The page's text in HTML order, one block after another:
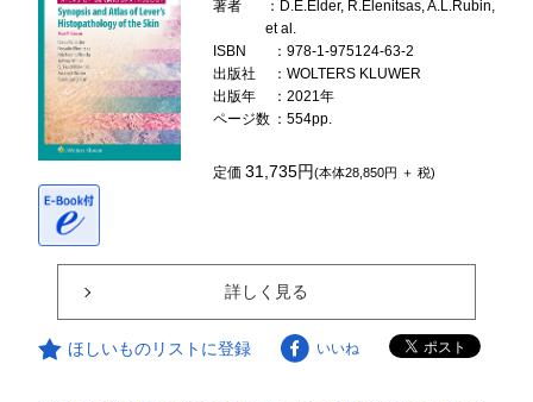
著者
：D.E.Elder, R.Elenitsas, A.L.Rubin,
et al.
ISBN
：978-1-975124-63-2
出版社
：WOLTERS KLUWER
出版年
：2021年
ページ数 ：554pp.
定価31,735円(本体28,850円 ＋ 税)
詳しく見る
ほしいものリストに登録 いいね